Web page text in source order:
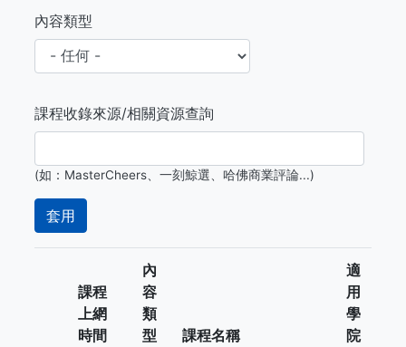
內容類型
課程收錄來源/相關資源查詢
(如：MasterCheers、一刻鯨選、哈佛商業評論...)
課程
上網
時間
內
容
類
型
課程名稱
適
用
學
院